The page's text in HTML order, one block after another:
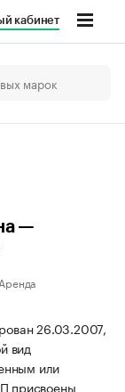
кабинет
—
Аренда
26.03.2007,
вид
или
присвоены